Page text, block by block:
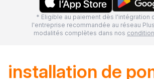
* Eligible au paiement dès l'intégration
l'entreprise recommandée au réseau
modalités complètes dans nos
installation de